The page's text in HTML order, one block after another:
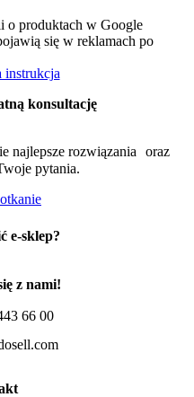
o produktach w Google
się w reklamach po
instrukcja
konsultację
najlepsze rozwiązania oraz
pytania.
e-sklep?
z nami!
66 00